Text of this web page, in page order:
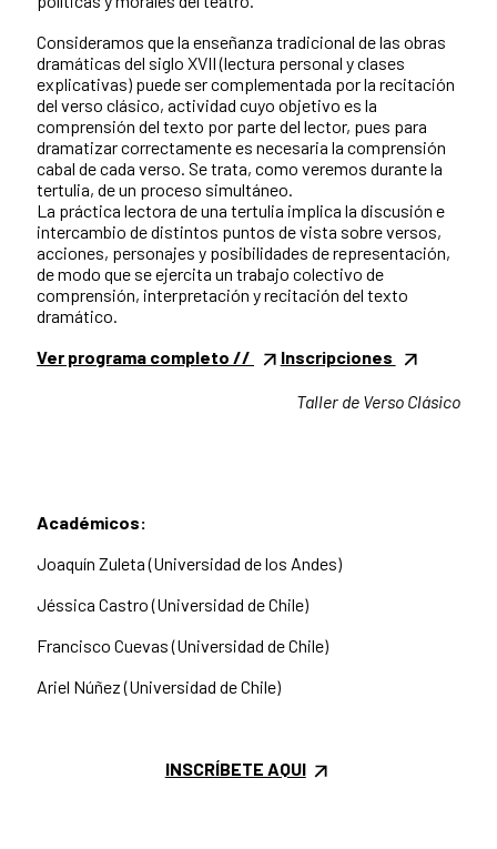
Consideramos que la enseñanza tradicional de las obras
dramáticas del siglo XVII (lectura personal y clases
explicativas) puede ser complementada por la recitación
del verso clásico, actividad cuyo objetivo es la
comprensión del texto por parte del lector, pues para
dramatizar correctamente es necesaria la comprensión
cabal de cada verso. Se trata, como veremos durante la
tertulia, de un proceso simultáneo.
La práctica lectora de una tertulia implica la discusión e
intercambio de distintos puntos de vista sobre versos,
acciones, personajes y posibilidades de representación,
de modo que se ejercita un trabajo colectivo de
comprensión, interpretación y recitación del texto
dramático.
Ver programa completo //
Inscripciones
Taller de Verso Clásico
Académicos:
Joaquín Zuleta (Universidad de los Andes)
Jéssica Castro (Universidad de Chile)
Francisco Cuevas (Universidad de Chile)
Ariel Núñez (Universidad de Chile)
INSCRÍBETE AQUI